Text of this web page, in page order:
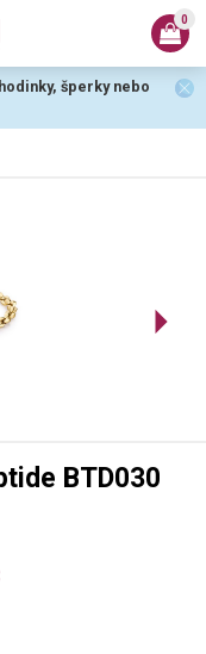
šperky nebo
0
BTD030